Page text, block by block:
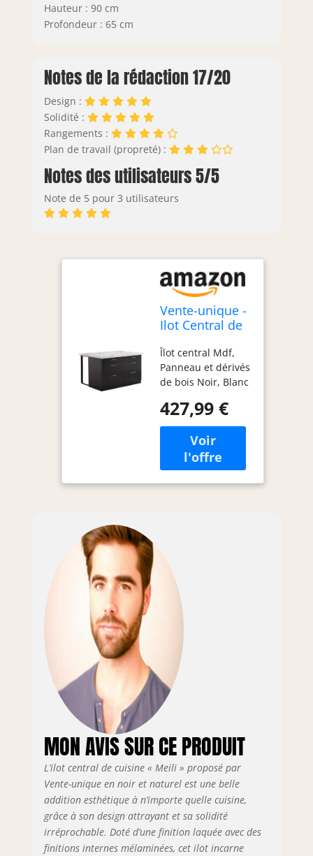
Hauteur : 90 cm
Profondeur : 65 cm
Notes de la rédaction 17/20
Design :
Solidité :
Rangements :
Plan de travail (propreté) :
Notes des utilisateurs 5/5
Note de 5 pour 3 utilisateurs
Vente-unique -
Ilot Central de
tiroirs en MDF
et métal - Noir
et Effet Marbre
Blanc -
ALEGRITA
Îlot central Mdf,
Panneau et dérivés
de bois Noir, Blanc
cuisine ALEGRITA
avec 6 tiroirs -
Matière : MDF et
métal - Coloris :
Noir et Effet
marbre blanc -
Octroyez-vous un
moment de
partage autour de
l'îlot de cuisine
ALEGRITA !
disponible : Tiroir
Effet marbre
tendance,
Multiples
rangements,
Emplacement pour
2 assises Ce
produit est pensé
satisfaction grâce à
son excellent
rapport qualité-
prix, à un service
427,99 €
MON AVIS SUR CE PRODUIT
L’ilot central de cuisine « Meili » proposé par
Vente-unique en noir et naturel est une belle
addition esthétique à n’importe quelle cuisine,
grâce à son design attrayant et sa solidité
irréprochable. Doté d’une finition laquée avec des
finitions internes mélaminées, cet ilot incarne